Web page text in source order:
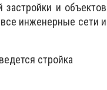
и объектов
инженерные сети и
стройка